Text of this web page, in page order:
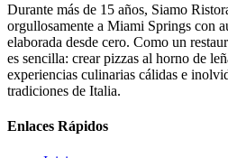
Durante más de 15 años, Siamo
orgullosamente a Miami Springs con
elaborada desde cero. Como un
es sencilla: crear pizzas al horno de
experiencias culinarias cálidas e
tradiciones de Italia.
Enlaces Rápidos